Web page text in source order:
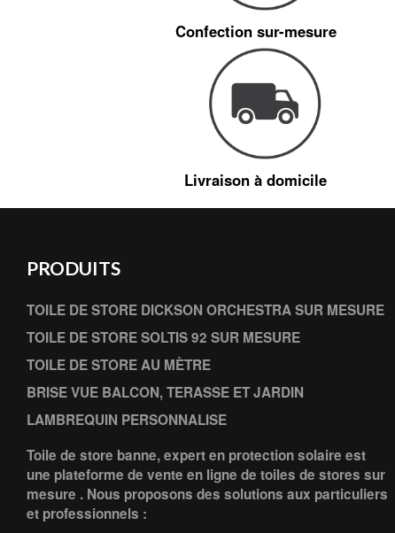
Confection sur-mesure
Livraison à domicile
PRODUITS
TOILE DE STORE DICKSON ORCHESTRA SUR MESURE
TOILE DE STORE SOLTIS 92 SUR MESURE
TOILE DE STORE AU MÈTRE
BRISE VUE BALCON, TERASSE ET JARDIN
LAMBREQUIN PERSONNALISE
Toile de store banne, expert en protection solaire est
une plateforme de vente en ligne de toiles de stores sur
mesure . Nous proposons des solutions aux particuliers
et professionnels :